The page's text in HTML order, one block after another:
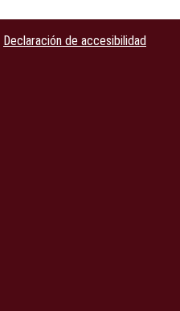
Declaración de accesibilidad